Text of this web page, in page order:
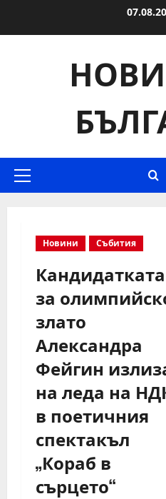
Primary
Новини Събития
Кандидатката
за
злато
Александра
Фейгин
на леда на
в поетичния
спектакъл
„Кораб в
сърцето“